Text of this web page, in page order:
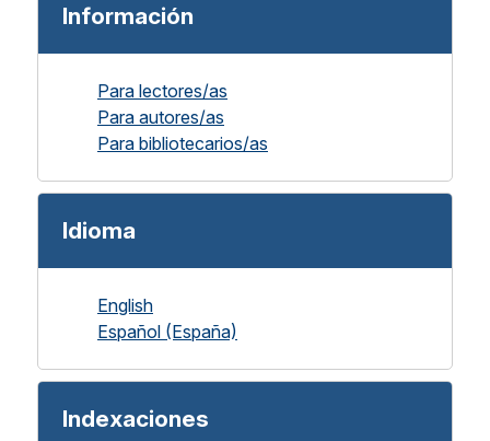
Información
Para lectores/as
Para autores/as
Para bibliotecarios/as
Idioma
English
Español (España)
Indexaciones